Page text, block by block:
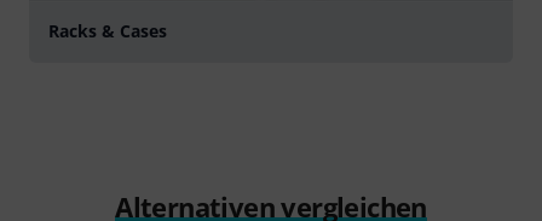
Racks & Cases
Alternativen vergleichen